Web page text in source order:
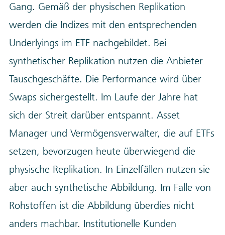
Gang. Gemäß der physischen Replikation
werden die Indizes mit den entsprechenden
Underlyings im ETF nachgebildet. Bei
synthetischer Replikation nutzen die Anbieter
Tauschgeschäfte. Die Performance wird über
Swaps sichergestellt. Im Laufe der Jahre hat
sich der Streit darüber entspannt. Asset
Manager und Vermögensverwalter, die auf ETFs
setzen, bevorzugen heute überwiegend die
physische Replikation. In Einzelfällen nutzen sie
aber auch synthetische Abbildung. Im Falle von
Rohstoffen ist die Abbildung überdies nicht
anders machbar. Institutionelle Kunden